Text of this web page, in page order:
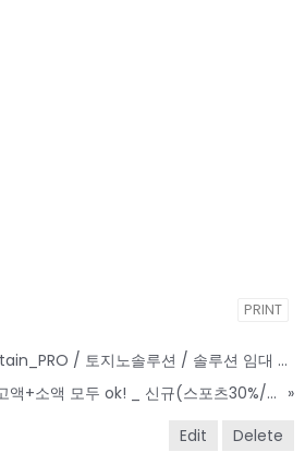
PRINT
스포츠솔루션 / @Captain_PRO / 토지노솔루션 / 솔루션 임대 / 카지노솔루션
[([(유니88벳)])] 양빵+고액+소액 모두 ok! _ 신규(스포츠30%/5+3/10+5 _ 카지노10%) »
Edit Delete